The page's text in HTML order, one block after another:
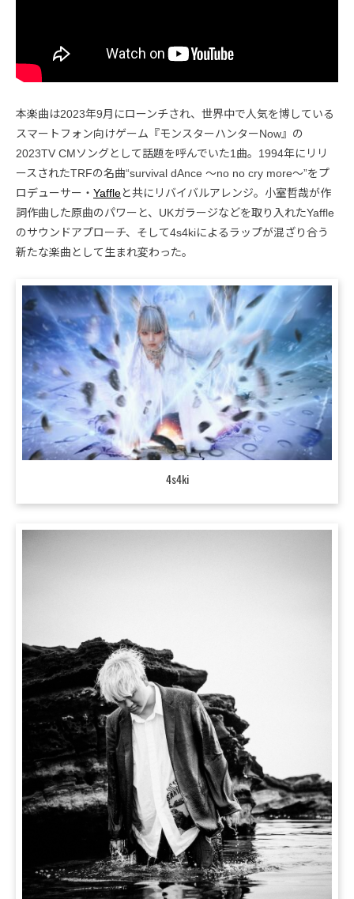
本楽曲は2023年9月にローンチされ、世界中で人気を博している
スマートフォン向けゲーム『モンスターハンターNow』の
2023TV CMソングとして話題を呼んでいた1曲。1994年にリリ
ースされたTRFの名曲“survival dAnce 〜no no cry more〜”をプ
ロデューサー・ Yaffleと共にリバイバルアレンジ。小室哲哉が作
詞作曲した原曲のパワーと、UKガラージなどを取り入れたYaffle
のサウンドアプローチ、そして4s4kiによるラップが混ざり合う
新たな楽曲として生まれ変わった。
4s4ki